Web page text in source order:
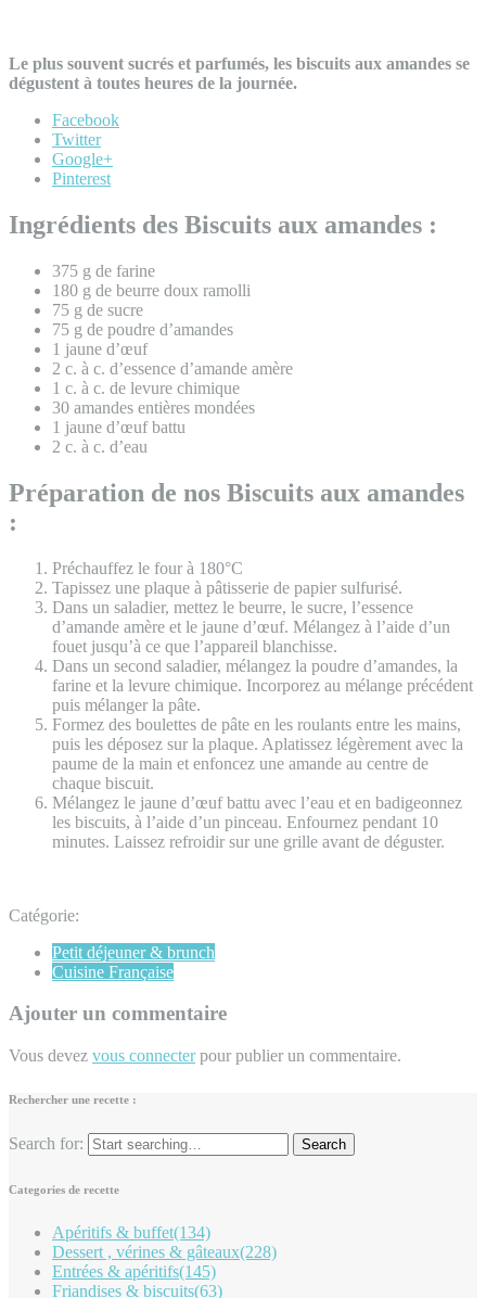
Le plus souvent sucrés et parfumés, les biscuits aux amandes se
dégustent à toutes heures de la journée.
Facebook
Twitter
Google+
Pinterest
Ingrédients des Biscuits aux amandes :
375 g de farine
180 g de beurre doux ramolli
75 g de sucre
75 g de poudre d’amandes
1 jaune d’œuf
2 c. à c. d’essence d’amande amère
1 c. à c. de levure chimique
30 amandes entières mondées
1 jaune d’œuf battu
2 c. à c. d’eau
Préparation de nos Biscuits aux amandes
:
Préchauffez le four à 180°C
Tapissez une plaque à pâtisserie de papier sulfurisé.
Dans un saladier, mettez le beurre, le sucre, l’essence
d’amande amère et le jaune d’œuf. Mélangez à l’aide d’un
fouet jusqu’à ce que l’appareil blanchisse.
Dans un second saladier, mélangez la poudre d’amandes, la
farine et la levure chimique. Incorporez au mélange précédent
puis mélanger la pâte.
Formez des boulettes de pâte en les roulants entre les mains,
puis les déposez sur la plaque. Aplatissez légèrement avec la
paume de la main et enfoncez une amande au centre de
chaque biscuit.
Mélangez le jaune d’œuf battu avec l’eau et en badigeonnez
les biscuits, à l’aide d’un pinceau. Enfournez pendant 10
minutes. Laissez refroidir sur une grille avant de déguster.
Catégorie:
Petit déjeuner & brunch
Cuisine Française
Ajouter un commentaire
Vous devez vous connecterpour publier un commentaire.
Rechercher une recette :
Search for:
Categories de recette
Apéritifs & buffet(134)
Dessert , vérines & gâteaux(228)
Entrées & apéritifs(145)
Friandises & biscuits(63)